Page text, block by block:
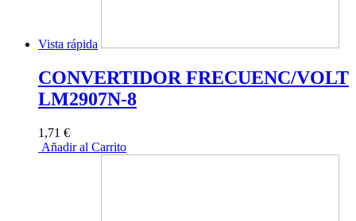
Vista rápida
CONVERTIDOR FRECUENC/VOLT
LM2907N-8
1,71 €
Añadir al Carrito